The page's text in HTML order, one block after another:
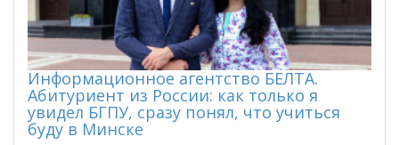
Информационное агентство БЕЛТА.
Абитуриент из России: как только я
увидел БГПУ, сразу понял, что учиться
буду в Минске